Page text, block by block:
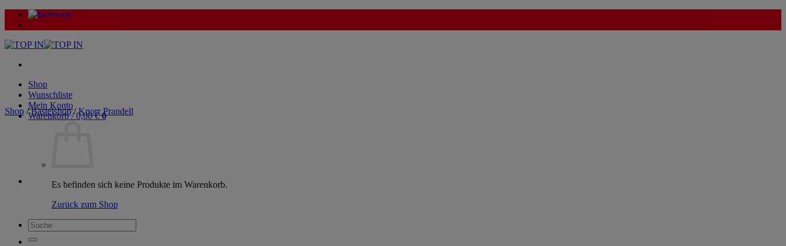
Zum
Inhalt
Shop
Wunschliste
Mein Konto
Warenkorb /0,00€ 0
Es befinden sich keine Produkte im Warenkorb.
Zurück zum Shop
Suche
nach:
Shop / Bastelshop / Knorr Prandell